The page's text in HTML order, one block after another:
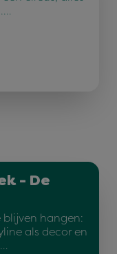
- De
hangen:
als decor en